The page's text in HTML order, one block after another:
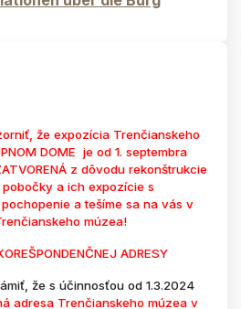
že expozícia Trenčianskeho
DOME je od 1. septembra
z dôvodu rekonštrukcie
a ich expozície s
a tešíme sa na vás v
múzea!
ADRESY
že s účinnosťou od 1.3.2024
adresa Trenčianskeho múzea v